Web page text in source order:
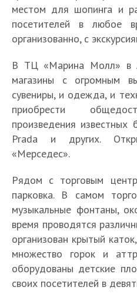
местом для шопинга и
посетителей в любое
организованно, с
В ТЦ «Марина Молл» в
магазины с огромным
сувениры, и одежда, и
приобрести
произведения
Prada и других.
«Мерседес».
Рядом с торговым
парковка. В самом
музыкальные фонтаны,
время проводятся
организован крытый
множество горок и
оборудованы детские
своих посетителей в